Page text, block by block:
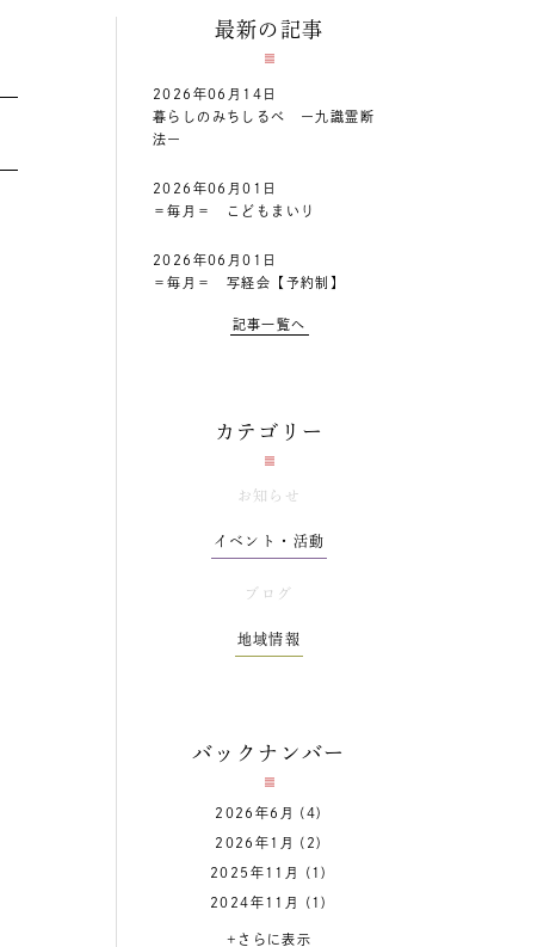
最新の記事
2026年06月14日
暮らしのみちしるべ ー九識霊断
法ー
2026年06月01日
＝毎月＝ こどもまいり
2026年06月01日
＝毎月＝ 写経会【予約制】
記事一覧へ
カテゴリー
お知らせ
イベント・活動
ブログ
地域情報
バックナンバー
2026年6月 (4)
2026年1月 (2)
2025年11月 (1)
2024年11月 (1)
+さらに表示